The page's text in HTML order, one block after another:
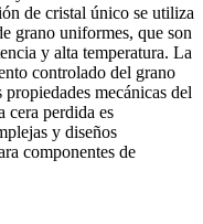
de cristal único se utiliza
grano uniformes, que son
y alta temperatura. La
controlado del grano
mecánicas del
cera perdida es
y diseños
componentes de